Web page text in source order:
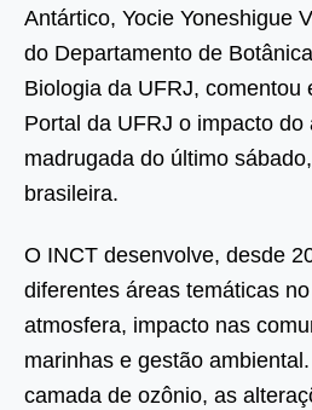
Antártico, Yocie Yoneshigue
do Departamento de
Biologia da UFRJ, comentou
Portal da UFRJ o impacto
madrugada do último
brasileira.
O INCT desenvolve, desde
diferentes áreas temáticas
atmosfera, impacto nas
marinhas e gestão
camada de ozônio, as